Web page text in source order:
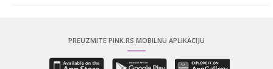
PREUZMITE PINK.RS MOBILNU APLIKACIJU